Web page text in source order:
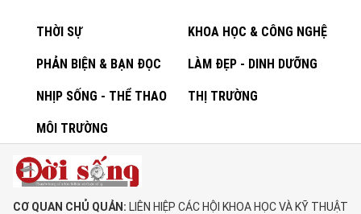
THỜI SỰ KHOA HỌC & CÔNG NGHỆ
PHẢN BIỆN & BẠN ĐỌC LÀM ĐẸP - DINH DƯỠNG
NHỊP SỐNG - THỂ THAO THỊ TRƯỜNG
MÔI TRƯỜNG
CƠ QUAN CHỦ QUẢN: LIÊN HIỆP CÁC HỘI KHOA HỌC VÀ KỸ THUẬT